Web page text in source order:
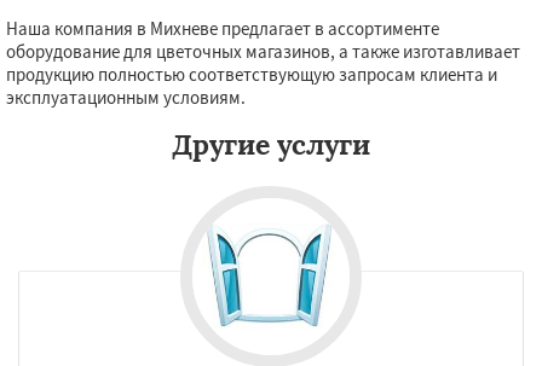
Наша компания в Михневе предлагает в ассортименте
оборудование для цветочных магазинов, а также изготавливает
продукцию полностью соответствующую запросам клиента и
эксплуатационным условиям.
Другие услуги